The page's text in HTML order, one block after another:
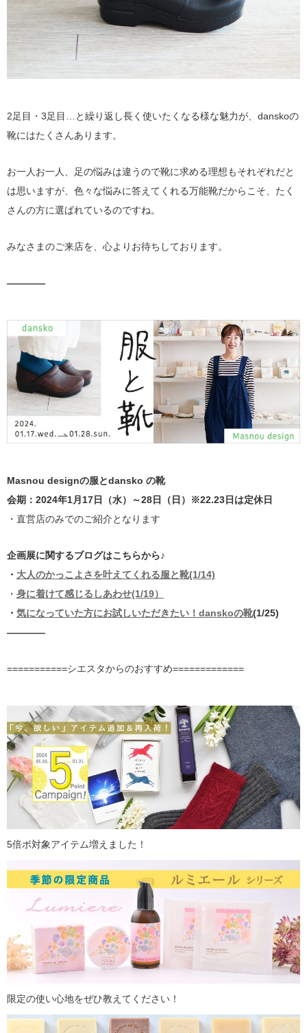
2足目・3足目…と繰り返し長く使いたくなる様な魅力が、danskoの
靴にはたくさんあります。
お一人お一人、足の悩みは違うので靴に求める理想もそれぞれだと
は思いますが、色々な悩みに答えてくれる万能靴だからこそ、たく
さんの方に選ばれているのですね。
みなさまのご来店を、心よりお待ちしております。
————
Masnou designの服とdansko の靴
会期：2024年1月17日（水）～28日（日）※22.23日は定休日
・直営店のみでのご紹介となります
企画展に関するブログはこちらから♪
・ 大人のかっこよさを叶えてくれる服と靴(1/14)
・ 身に着けて感じるしあわせ(1/19）
・ 気になっていた方にお試しいただきたい！danskoの靴(1/25)
————
===========シエスタからのおすすめ=============
5倍ポ対象アイテム増えました！
限定の使い心地をぜひ教えてください！